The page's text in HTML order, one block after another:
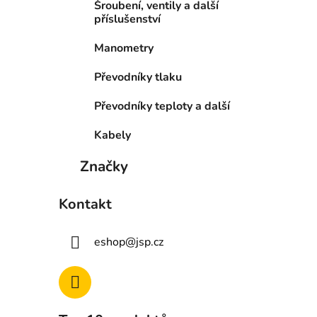
Šroubení, ventily a další
příslušenství
Manometry
Převodníky tlaku
Převodníky teploty a další
Kabely
Značky
Kontakt
eshop@jsp.cz